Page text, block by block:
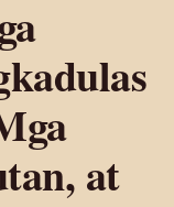
at